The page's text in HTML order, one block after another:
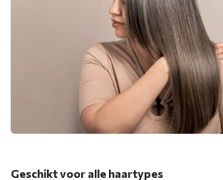
Geschikt voor alle haartypes